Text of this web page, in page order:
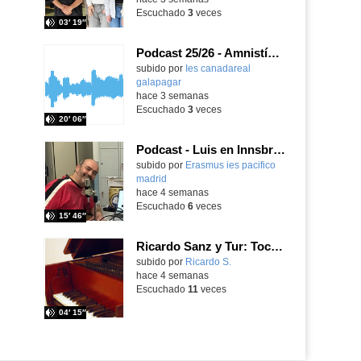
03′ 19″
Escuchado 3veces
Podcast 25/26 - Amnistía Internacional
subido por Ies canadareal
galapagar
20′ 06″
-
hace 3 semanas
Escuchado 3veces
Podcast - Luis en Innsbruck
subido por Erasmus ies pacifico
madrid
15′ 46″
hace 4 semanas
Escuchado 6veces
Ricardo Sanz y Tur: Tocatina concertante al aire español
subido por Ricardo S.
04′ 15″
hace 4 semanas
Escuchado 11 veces